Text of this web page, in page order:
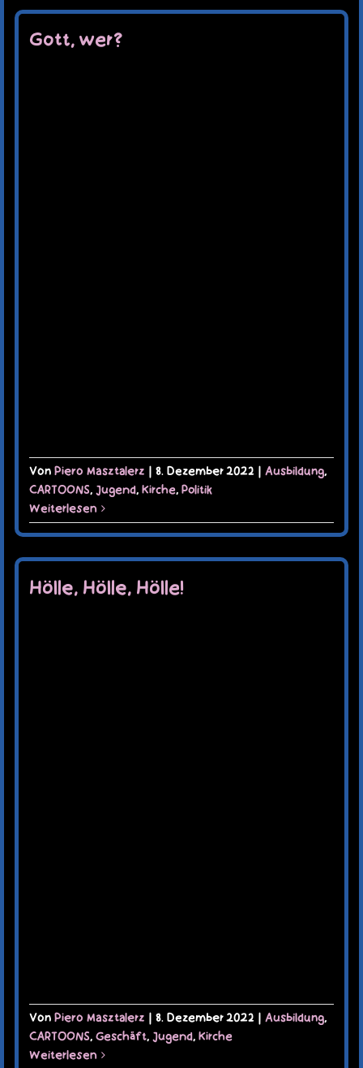
Gott, wer?
Von Piero Masztalerz | 8. Dezember 2022 | Ausbildung,
CARTOONS, Jugend, Kirche, Politik
Weiterlesen
Hölle, Hölle, Hölle!
Von Piero Masztalerz | 8. Dezember 2022 | Ausbildung,
CARTOONS, Geschäft, Jugend, Kirche
Weiterlesen